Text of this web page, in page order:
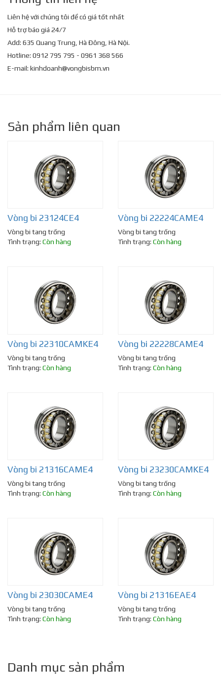
Liên hệ với chúng tôi để có giá tốt nhất
Hỗ trợ báo giá 24/7
Add: 635 Quang Trung, Hà Đông, Hà Nội.
Hotline: 0912 795 795 - 0961 368 566
E-mail: kinhdoanh@vongbisbm.vn
Sản phẩm liên quan
Vòng bi 23124CE4
Vòng bi tang trống
Tình trạng: Còn hàng
Vòng bi 22224CAME4
Vòng bi tang trống
Tình trạng: Còn hàng
Vòng bi 22310CAMKE4
Vòng bi tang trống
Tình trạng: Còn hàng
Vòng bi 22228CAME4
Vòng bi tang trống
Tình trạng: Còn hàng
Vòng bi 21316CAME4
Vòng bi tang trống
Tình trạng: Còn hàng
Vòng bi 23230CAMKE4
Vòng bi tang trống
Tình trạng: Còn hàng
Vòng bi 23030CAME4
Vòng bi tang trống
Tình trạng: Còn hàng
Vòng bi 21316EAE4
Vòng bi tang trống
Tình trạng: Còn hàng
Danh mục sản phẩm